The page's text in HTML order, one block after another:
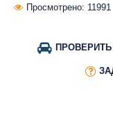
Просмотрено: 11991